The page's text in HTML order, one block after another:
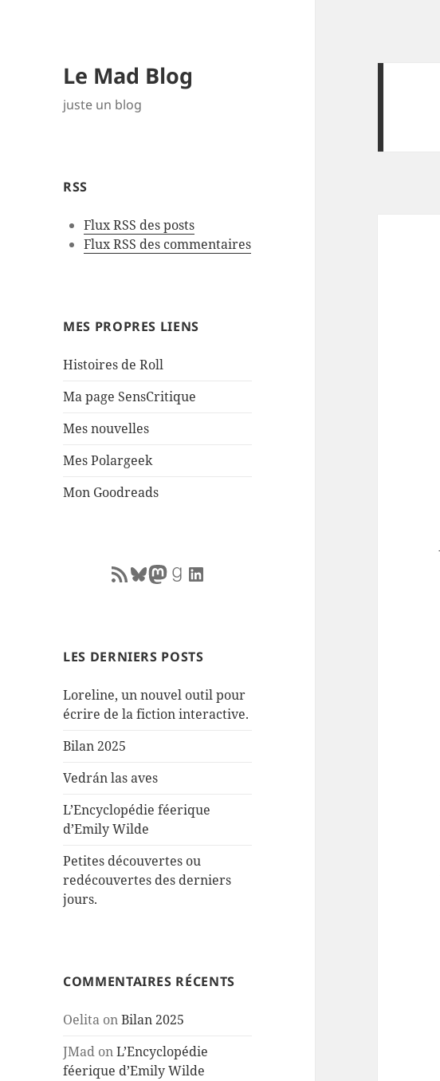
Le Mad Blog
juste un blog
RSS
Flux RSS des posts
Flux RSS des commentaires
MES PROPRES LIENS
Histoires de Roll
Ma page SensCritique
Mes nouvelles
Mes Polargeek
Mon Goodreads
RSS FeedBluesky
Mastodon
Goodreads
LinkedIn
LES DERNIERS POSTS
Loreline, un nouvel outil pour
écrire de la fiction interactive.
Bilan 2025
Vedrán las aves
L’Encyclopédie féerique
d’Emily Wilde
Petites découvertes ou
redécouvertes des derniers
jours.
COMMENTAIRES RÉCENTS
Oelita onBilan 2025
JMad onL’Encyclopédie
féerique d’Emily Wilde